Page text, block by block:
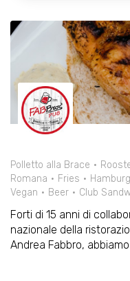
Polletto alla Brace
Romana
Fries
Vegan
Beer Club
Forti di 15 anni di
nazionale della
Andrea Fabbro,